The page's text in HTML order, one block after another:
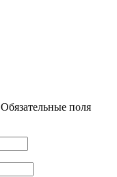
Обязательные поля